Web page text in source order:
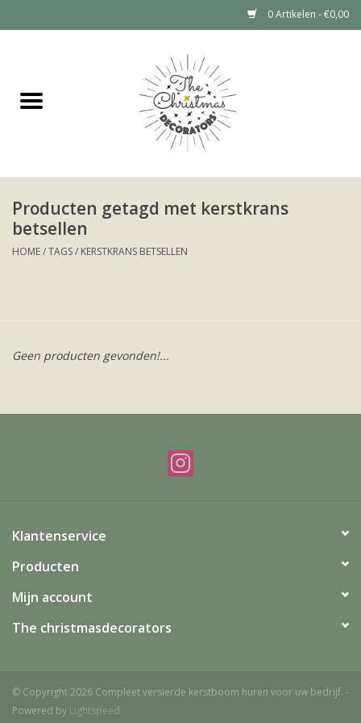
0 Artikelen - €0,00
Grote kerstboom huren (tot 6
Kerstboom huren
Portfolio
Producten getagd met kerstkrans
betsellen
HOME/TAGS/ KERSTKRANS BETSELLEN
Geen producten gevonden!...
Klantenservice
Producten
Mijn account
The christmasdecorators
© Copyright 2026 Compleet versierde kerstboom huren voor uw bedrijf. -
Powered by Lightspeed